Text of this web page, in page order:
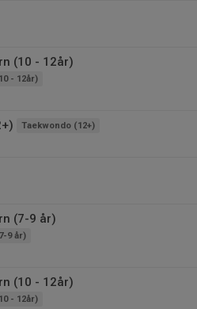
(10 - 12år)
- 12år)
Taekwondo (12+)
(7-9 år)
9 år)
(10 - 12år)
- 12år)